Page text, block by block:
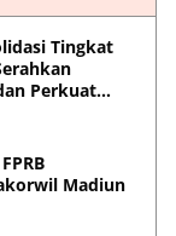
Tingkat
Perkuat
Madiun